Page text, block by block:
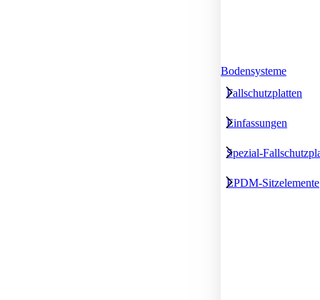
Bodensysteme
Fallschutzplatten
Einfassungen
Spezial-
EPDM-Sitzelemente